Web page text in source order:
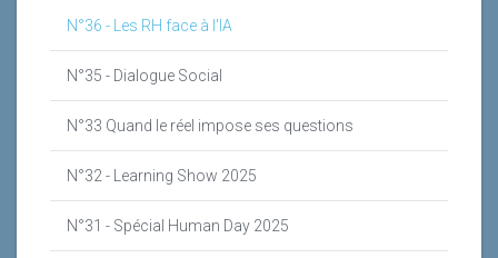
N°36 - Les RH face à l'IA
N°35 - Dialogue Social
N°33 Quand le réel impose ses questions
N°32 - Learning Show 2025
N°31 - Spécial Human Day 2025